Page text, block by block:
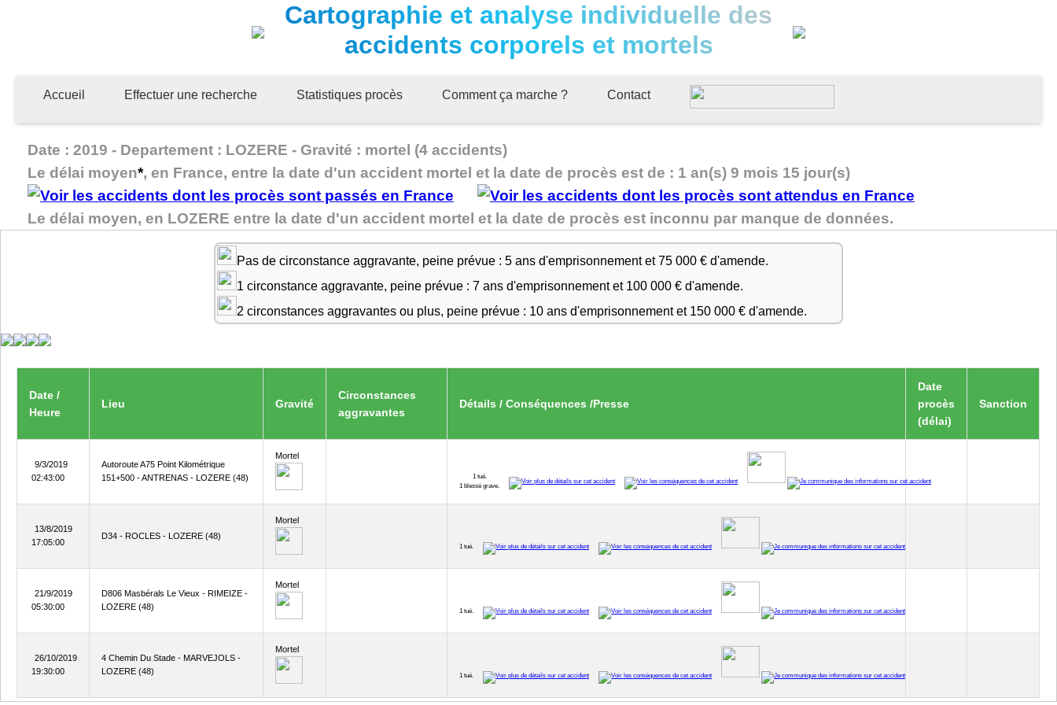
Cartographie et analyse individuelle des
accidents corporels et mortels
Accueil Effectuer une recherche Statistiques procès Comment ça marche ? Contact
Date : 2019 - Departement : LOZERE - Gravité : mortel (4 accidents)
Le délai moyen*, en France, entre la date d'un accident mortel et la date de procès est de : 1 an(s) 9 mois 15 jour(s)
Le délai moyen, en LOZERE entre la date d'un accident mortel et la date de procès est inconnu par manque de données.
Pas de circonstance aggravante, peine prévue : 5 ans d'emprisonnement et 75 000 € d'amende.
1 circonstance aggravante, peine prévue : 7 ans d'emprisonnement et 100 000 € d'amende.
2 circonstances aggravantes ou plus, peine prévue : 10 ans d'emprisonnement et 150 000 € d'amende.
Date /
Heure
Lieu Gravité
Circonstances
aggravantes
Détails / Conséquences /Presse
Date
procès
(délai)
Sanction
9/3/2019
02:43:00
Autoroute A75 Point Kilométrique
151+500 - ANTRENAS - LOZERE (48)
Mortel
1 tué.
1 blessé grave.
13/8/2019
17:05:00
D34 - ROCLES - LOZERE (48)
Mortel
1 tué.
21/9/2019
05:30:00
D806 Masbérals Le Vieux - RIMEIZE -
LOZERE (48)
Mortel
1 tué.
26/10/2019
19:30:00
4 Chemin Du Stade - MARVEJOLS -
LOZERE (48)
Mortel
1 tué.